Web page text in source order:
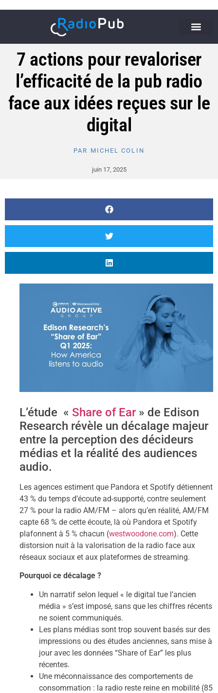
7 actions pour revaloriser
l’efficacité de la pub radio
face aux idées reçues sur le
digital
PAR MICHEL COLIN
juin 17, 2025
L’étude « Share of Ear» de Edison
Research révèle un décalage majeur
entre la perception des décideurs
médias et la réalité des audiences
audio.
Les agences estiment que Pandora et Spotify détiennent
43 % du temps d’écoute ad-supporté, contre seulement
27 % pour la radio AM/FM – alors qu’en réalité, AM/FM
capte 68 % de cette écoute, là où Pandora et Spotify
plafonnent à 5 % chacun (westwoodone.com). Cette
distorsion nuit à la valorisation de la radio face aux
réseaux sociaux et aux plateformes de streaming.
Pourquoi ce décalage ?
Un narratif selon lequel « le digital tue l’ancien
média » s’est imposé, sans que les chiffres récents
ne soient communiqués.
Les plans médias sont trop souvent basés sur des
impressions ou des études anciennes, sans mise à
jour avec les données “Share of Ear” les plus
récentes.
Une méconnaissance des comportements de
consommation : la radio reste reine en mobilité (85